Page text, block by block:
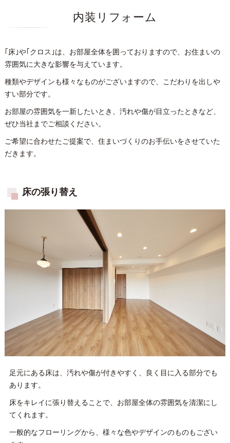
内装リフォーム
｢床｣や｢クロス｣は、お部屋全体を囲っておりますので、お住まいの
雰囲気に大きな影響を与えています。
種類やデザインも様々なものがございますので、こだわりを出しや
すい部分です。
お部屋の雰囲気を一新したいとき、汚れや傷が目立ったときなど、
ぜひ当社までご相談ください。
ご希望に合わせたご提案で、住まいづくりのお手伝いをさせていた
だきます。
床の張り替え
足元にある床は、汚れや傷が付きやすく、良く目に入る部分でも
あります。
床をキレイに張り替えることで、お部屋全体の雰囲気を清潔にし
てくれます。
一般的なフローリングから、様々な色やデザインのものもござい